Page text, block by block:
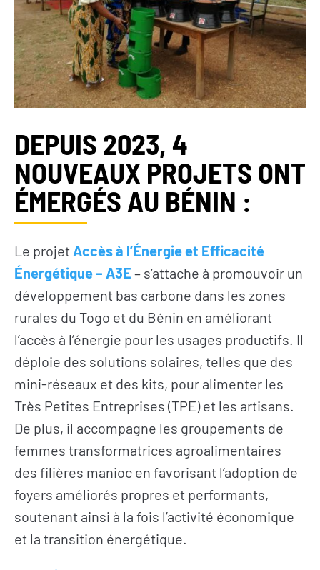
DEPUIS 2023, 4
NOUVEAUX PROJETS ONT
ÉMERGÉS AU BÉNIN :
Le projet Accès à l’Énergie et Efficacité
Énergétique – A3E – s’attache à promouvoir un
développement bas carbone dans les zones
rurales du Togo et du Bénin en améliorant
l’accès à l’énergie pour les usages productifs. Il
déploie des solutions solaires, telles que des
mini-réseaux et des kits, pour alimenter les
Très Petites Entreprises (TPE) et les artisans.
De plus, il accompagne les groupements de
femmes transformatrices agroalimentaires
des filières manioc en favorisant l’adoption de
foyers améliorés propres et performants,
soutenant ainsi à la fois l’activité économique
et la transition énergétique.